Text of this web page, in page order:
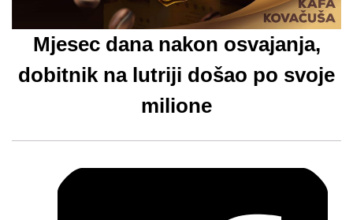
Mjesec dana nakon osvajanja,
dobitnik na lutriji došao po svoje
milione